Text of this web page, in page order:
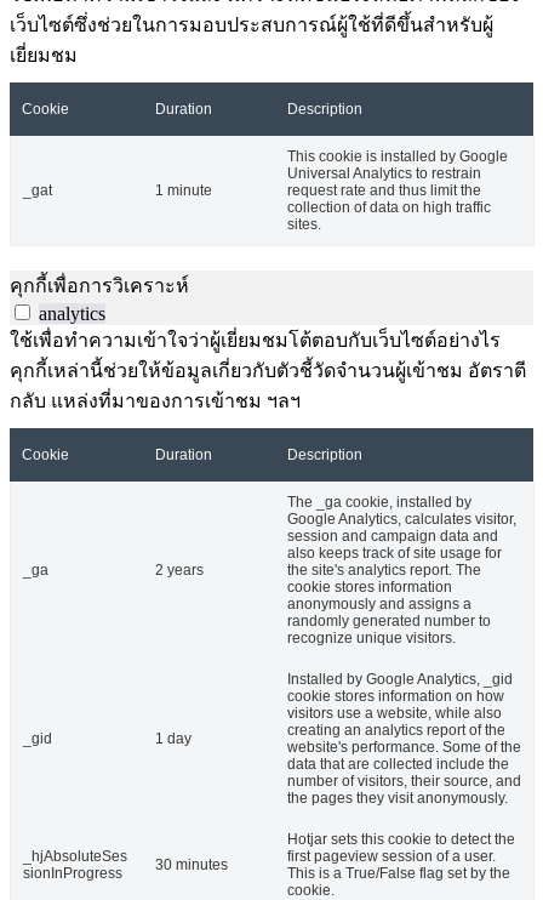
เว็บไซต์ซึ่งช่วยในการมอบประสบการณ์ผู้ใช้ที่ดีขึ้นสำหรับผู้
เยี่ยมชม
Cookie Duration Description
_gat 1 minute
This cookie is installed by Google
Universal Analytics to restrain
request rate and thus limit the
collection of data on high traffic
sites.
คุกกี้เพื่อการวิเคราะห์
analytics
ใช้เพื่อทำความเข้าใจว่าผู้เยี่ยมชมโต้ตอบกับเว็บไซต์อย่างไร
คุกกี้เหล่านี้ช่วยให้ข้อมูลเกี่ยวกับตัวชี้วัดจำนวนผู้เข้าชม อัตราตี
กลับ แหล่งที่มาของการเข้าชม ฯลฯ
Cookie Duration Description
_ga 2 years
The _ga cookie, installed by
Google Analytics, calculates visitor,
session and campaign data and
also keeps track of site usage for
the site's analytics report. The
cookie stores information
anonymously and assigns a
randomly generated number to
recognize unique visitors.
_gid 1 day
Installed by Google Analytics, _gid
cookie stores information on how
visitors use a website, while also
creating an analytics report of the
website's performance. Some of the
data that are collected include the
number of visitors, their source, and
the pages they visit anonymously.
_hjAbsoluteSes
sionInProgress
30 minutes
Hotjar sets this cookie to detect the
first pageview session of a user.
This is a True/False flag set by the
cookie.